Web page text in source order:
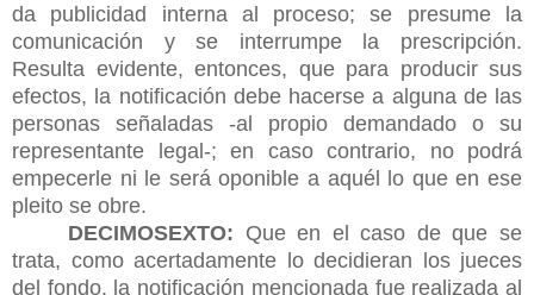
da publicidad interna al proceso; se presume la
comunicación y se interrumpe la prescripción.
Resulta evidente, entonces, que para producir sus
efectos, la notificación debe hacerse a alguna de las
personas señaladas -al propio demandado o su
representante legal-; en caso contrario, no podrá
empecerle ni le será oponible a aquél lo que en ese
pleito se obre.
DECIMOSEXTO: Que en el caso de que se
trata, como acertadamente lo decidieran los jueces
del fondo, la notificación mencionada fue realizada al